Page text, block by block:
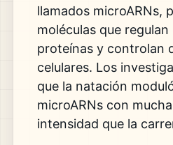
llamados microARNs,
moléculas que
proteínas y controlan
celulares. Los
que la natación
microARNs con
intensidad que la